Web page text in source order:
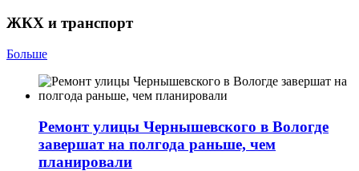
ЖКХ и транспорт
Больше
Ремонт улицы Чернышевского в Вологде
завершат на полгода раньше, чем
планировали